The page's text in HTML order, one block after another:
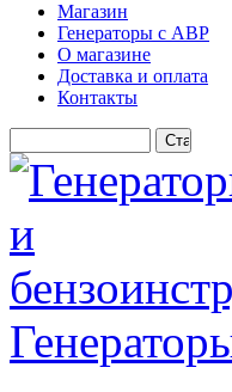
Магазин
Генераторы с АВР
О магазине
Доставка и оплата
Контакты